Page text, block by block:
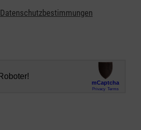
Datenschutzbestimmungen